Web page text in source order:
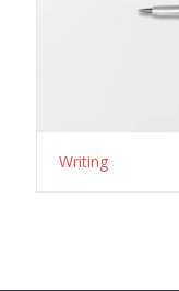
Writing